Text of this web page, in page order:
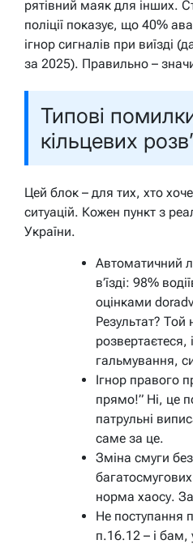
рятівний маяк для інших.
поліції показує, що 40%
ігнор сигналів при виїзді
за 2025). Правильно –
Типові
кільцевих
Цей блок – для тих, хто
ситуацій. Кожен пункт з
України.
Автоматичний
в’їзді: 98%
оцінками
Результат? Той
розвертаєтеся,
гальмування,
Ігнор правого
прямо!” Ні, це
патрульні
саме за це.
Зміна смуги
багатосмугових
норма хаосу.
Не поступання
п.16.12 – і бам,